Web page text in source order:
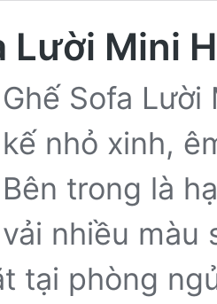
Lười Mini
Ghế Sofa
kế nhỏ xinh,
Bên trong là
vải nhiều màu
tại phòng